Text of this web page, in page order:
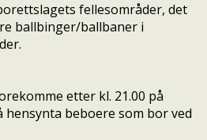
fellesområder, det
ballbinger/ballbaner i
etter kl. 21.00 på
hensynta beboere som bor ved